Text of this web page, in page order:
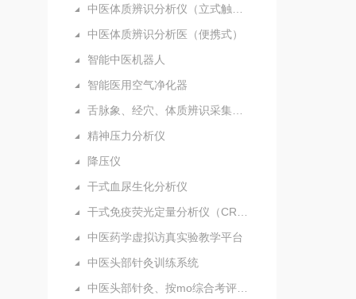
中医体质辨识分析医（便携式）
智能中医机器人
智能医用空气净化器
精神压力分析仪
降压仪
干式血尿生化分析仪
中医药学虚拟访真实验教学平台
中医头部针灸训练系统